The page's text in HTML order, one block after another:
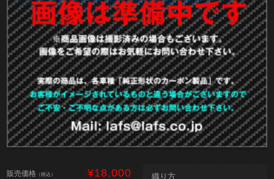
販売価格 （税込） ¥18,000 織り方